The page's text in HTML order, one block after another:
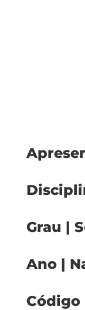
Grau |
Ano |
Código